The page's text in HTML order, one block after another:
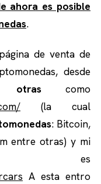
ahora es posible
.
de venta de
desde
otrascomo
(la cual
: Bitcoin,
entre otras) y mi
es
A esta entro